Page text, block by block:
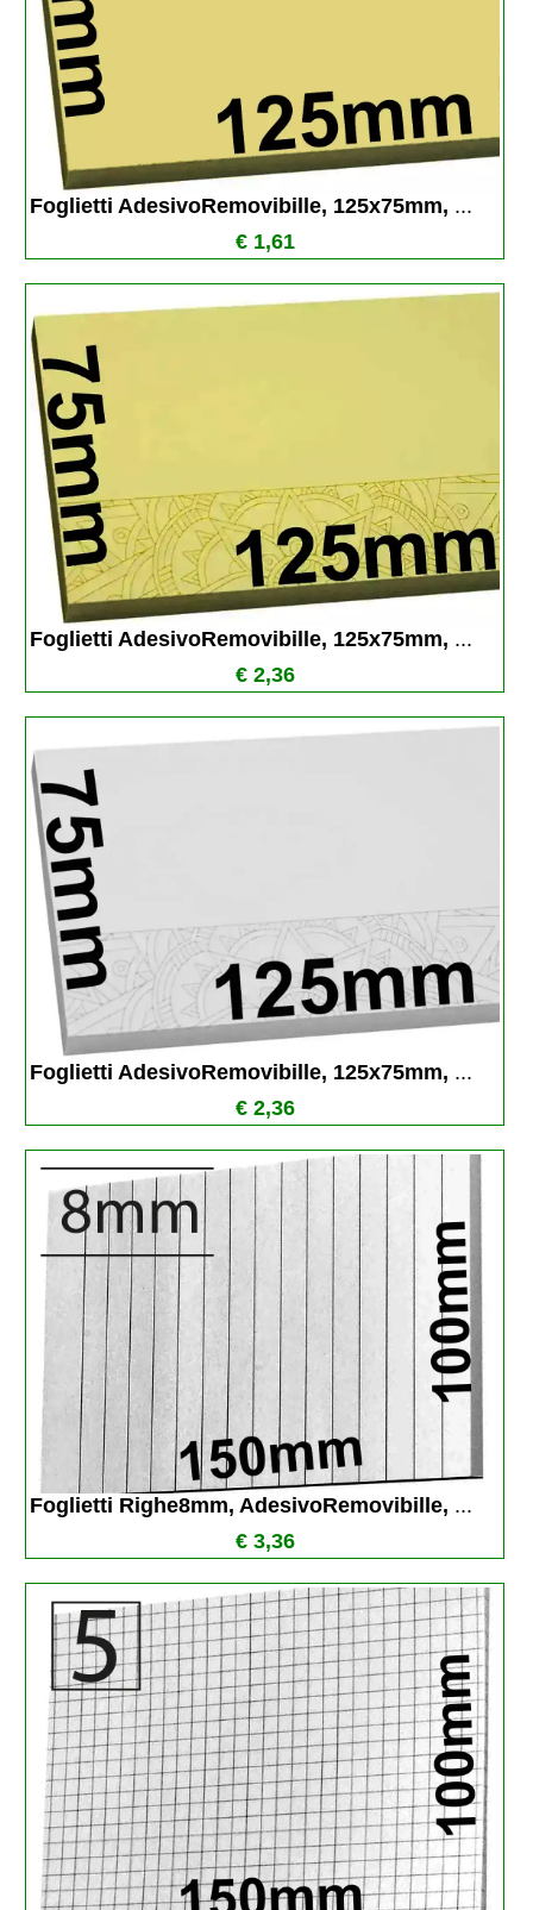
Foglietti AdesivoRemovibille, 125x75mm, ...
€ 1,61
Foglietti AdesivoRemovibille, 125x75mm, ...
€ 2,36
Foglietti AdesivoRemovibille, 125x75mm, ...
€ 2,36
Foglietti Righe8mm, AdesivoRemovibille, ...
€ 3,36